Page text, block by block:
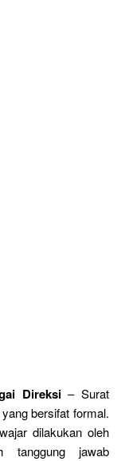
Direksi– Surat
bersifat formal.
dilakukan oleh
tanggung jawab